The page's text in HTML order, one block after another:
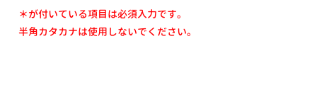
＊が付いている項目は必須入力です。
半角カタカナは使用しないでください。